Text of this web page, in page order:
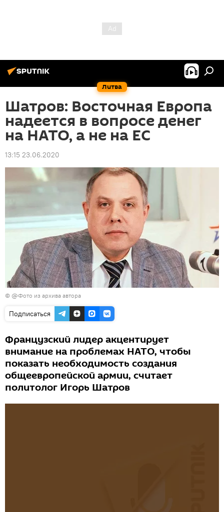
Литва
Шатров: Восточная Европа
надеется в вопросе денег
на НАТО, а не на ЕС
13:15 23.06.2020
© @Фото из архива автора
Подписаться
Французский лидер акцентирует
внимание на проблемах НАТО, чтобы
показать необходимость создания
общеевропейской армии, считает
политолог Игорь Шатров